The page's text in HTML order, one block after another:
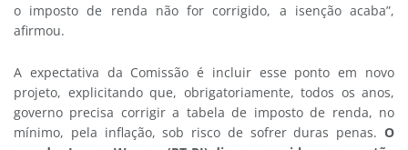
o imposto de renda não for corrigido, a isenção acaba”,
afirmou.
A expectativa da Comissão é incluir esse ponto em novo
projeto, explicitando que, obrigatoriamente, todos os anos,
governo precisa corrigir a tabela de imposto de renda, no
mínimo, pela inflação, sob risco de sofrer duras penas. O